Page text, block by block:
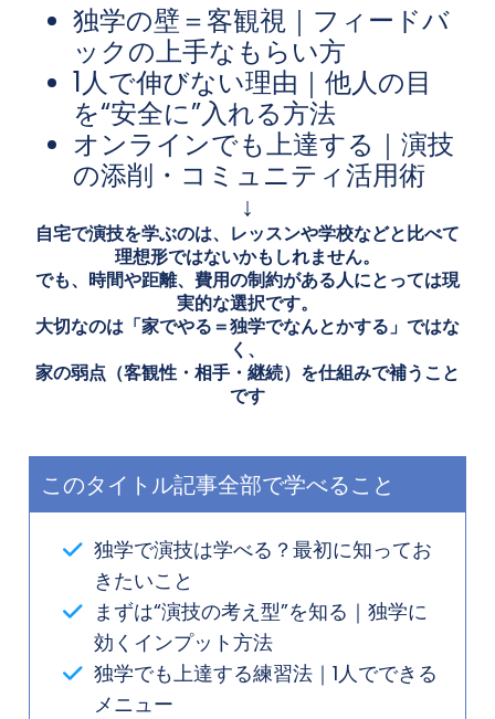
独学の壁＝客観視｜フィードバ
ックの上手なもらい方
1人で伸びない理由｜他人の目
を“安全に”入れる方法
オンラインでも上達する｜演技
の添削・コミュニティ活用術
↓
自宅で演技を学ぶのは、レッスンや学校などと比べて
理想形ではないかもしれません。
でも、時間や距離、費用の制約がある人にとっては現
実的な選択です。
大切なのは「家でやる＝独学でなんとかする」ではな
く、
家の弱点（客観性・相手・継続）を仕組みで補うこと
です
このタイトル記事全部で学べること
独学で演技は学べる？最初に知ってお
きたいこと
まずは“演技の考え型”を知る｜独学に
効くインプット方法
独学でも上達する練習法｜1人でできる
メニュー